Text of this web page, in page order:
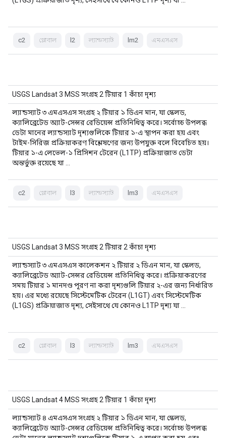
c2 গ্লোবাল l2 ল্যান্ডস্যাট lm2 এমএসএস
USGS Landsat 3 MSS সংগ্রহ 2 টিয়ার 1 কাঁচা দৃশ্য
ল্যান্ডস্যাট ৩ এমএসএস সংগ্রহ ২ টিয়ার ১ ডিএন মান, যা স্কেলড,
ক্যালিব্রেটেড অ্যাট-সেন্সর রেডিয়েন্স প্রতিনিধিত্ব করে। সর্বোচ্চ উপলব্ধ
ডেটা মানের ল্যান্ডস্যাট দৃশ্যগুলিকে টিয়ার ১-এ স্থাপন করা হয় এবং
টাইম-সিরিজ প্রক্রিয়াকরণ বিশ্লেষণের জন্য উপযুক্ত বলে বিবেচিত হয়।
টিয়ার ১-এ লেভেল-১ প্রিসিশন টেরেন (L1TP) প্রক্রিয়াজাত ডেটা
অন্তর্ভুক্ত রয়েছে যা …
c2 গ্লোবাল l3 ল্যান্ডস্যাট lm3 এমএসএস
USGS Landsat 3 MSS সংগ্রহ 2 টিয়ার 2 কাঁচা দৃশ্য
ল্যান্ডস্যাট ৩ এমএসএস কালেকশন ২ টিয়ার ২ ডিএন মান, যা স্কেলড,
ক্যালিব্রেটেড অ্যাট-সেন্সর রেডিয়েন্স প্রতিনিধিত্ব করে। প্রক্রিয়াকরণের
সময় টিয়ার ১ মানদণ্ড পূরণ না করা দৃশ্যগুলি টিয়ার ২-এর জন্য নির্ধারিত
হয়। এর মধ্যে রয়েছে সিস্টেমেটিক টেরেন (L1GT) এবং সিস্টেমেটিক
(L1GS) প্রক্রিয়াজাত দৃশ্য, সেইসাথে যে কোনও L1TP দৃশ্য যা …
c2 গ্লোবাল l3 ল্যান্ডস্যাট lm3 এমএসএস
USGS Landsat 4 MSS সংগ্রহ 2 টিয়ার 1 কাঁচা দৃশ্য
ল্যান্ডস্যাট ৪ এমএসএস সংগ্রহ ২ টিয়ার ১ ডিএন মান, যা স্কেলড,
ক্যালিব্রেটেড অ্যাট-সেন্সর রেডিয়েন্স প্রতিনিধিত্ব করে। সর্বোচ্চ উপলব্ধ